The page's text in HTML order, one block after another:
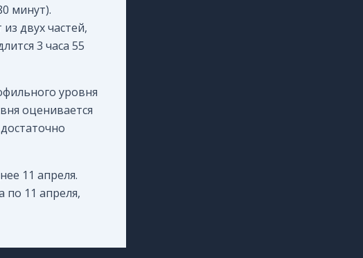
минут).
двух частей,
3 часа 55
уровня
оценивается
11 апреля.
по 11 апреля,